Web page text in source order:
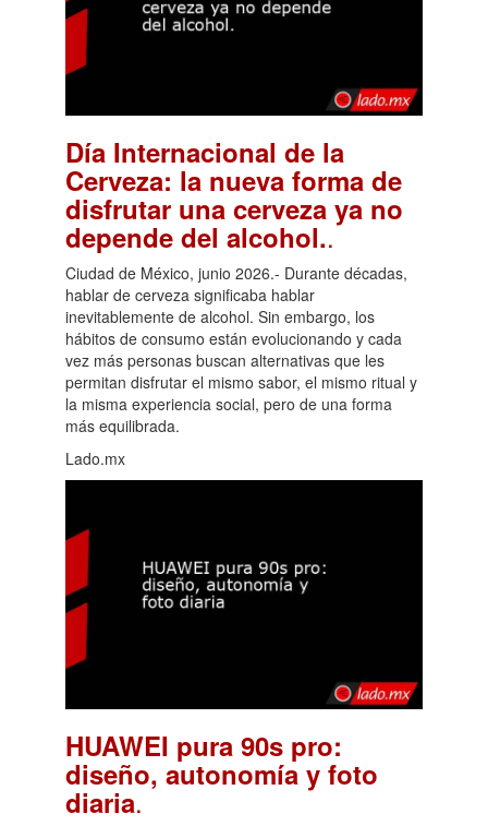
Día Internacional de la
Cerveza: la nueva forma de
disfrutar una cerveza ya no
depende del alcohol..
Ciudad de México, junio 2026.- Durante décadas,
hablar de cerveza significaba hablar
inevitablemente de alcohol. Sin embargo, los
hábitos de consumo están evolucionando y cada
vez más personas buscan alternativas que les
permitan disfrutar el mismo sabor, el mismo ritual y
la misma experiencia social, pero de una forma
más equilibrada.
Lado.mx
HUAWEI pura 90s pro:
diseño, autonomía y foto
diaria.